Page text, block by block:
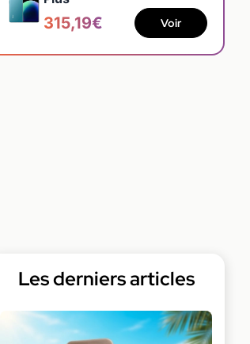
315,19€ Voir
Les derniers articles